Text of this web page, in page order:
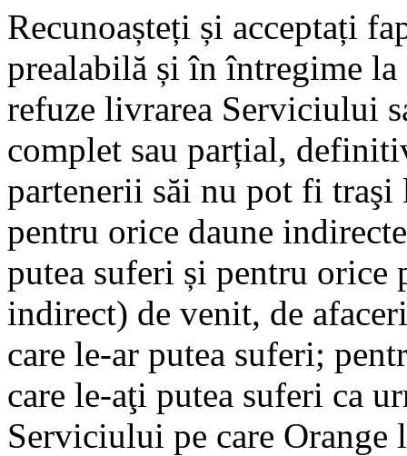
Recunoașteți și acceptați
prealabilă și în întregime la
refuze livrarea Serviciului
complet sau parțial,
partenerii săi nu pot fi traşi
pentru orice daune
putea suferi și pentru orice
indirect) de venit, de
care le-ar putea suferi;
care le-aţi putea suferi ca
Serviciului pe care Orange